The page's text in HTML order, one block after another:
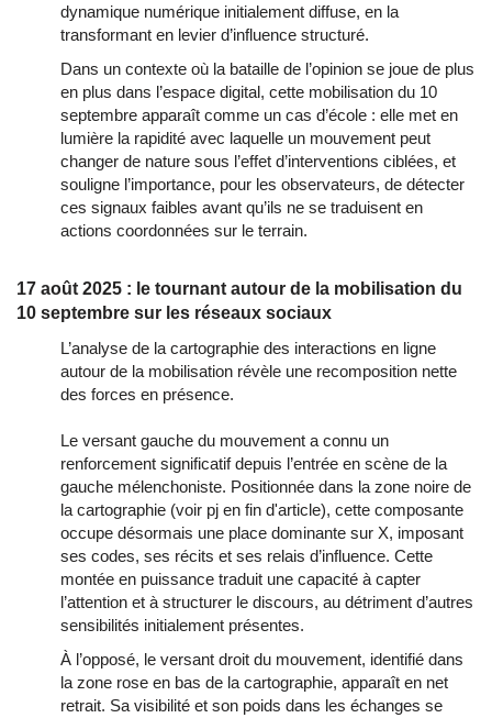
dynamique numérique initialement diffuse, en la
transformant en levier d’influence structuré.
Dans un contexte où la bataille de l’opinion se joue de plus
en plus dans l’espace digital, cette mobilisation du 10
septembre apparaît comme un cas d’école : elle met en
lumière la rapidité avec laquelle un mouvement peut
changer de nature sous l’effet d’interventions ciblées, et
souligne l’importance, pour les observateurs, de détecter
ces signaux faibles avant qu’ils ne se traduisent en
actions coordonnées sur le terrain.
17 août 2025 : le tournant autour de la mobilisation du
10 septembre sur les réseaux sociaux
L’analyse de la cartographie des interactions en ligne
autour de la mobilisation révèle une recomposition nette
des forces en présence.
Le versant gauche du mouvement a connu un
renforcement significatif depuis l’entrée en scène de la
gauche mélenchoniste. Positionnée dans la zone noire de
la cartographie (voir pj en fin d'article), cette composante
occupe désormais une place dominante sur X, imposant
ses codes, ses récits et ses relais d’influence. Cette
montée en puissance traduit une capacité à capter
l’attention et à structurer le discours, au détriment d’autres
sensibilités initialement présentes.
À l’opposé, le versant droit du mouvement, identifié dans
la zone rose en bas de la cartographie, apparaît en net
retrait. Sa visibilité et son poids dans les échanges se